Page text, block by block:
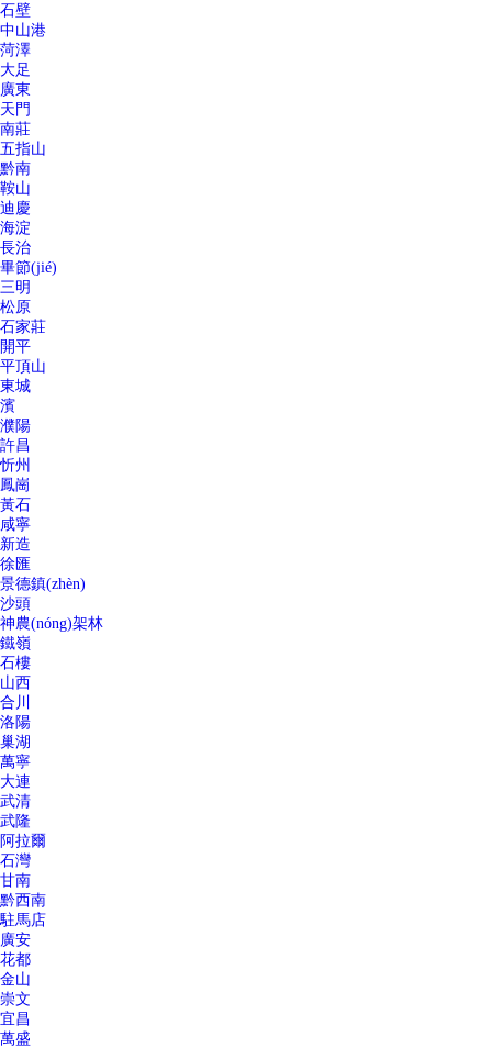
石壁
中山港
菏澤
大足
廣東
天門
南莊
五指山
黔南
鞍山
迪慶
海淀
長治
畢節(jié)
三明
松原
石家莊
開平
平頂山
東城
濱
濮陽
許昌
忻州
鳳崗
黃石
咸寧
新造
徐匯
景德鎮(zhèn)
沙頭
神農(nóng)架林
鐵嶺
石樓
山西
合川
洛陽
巢湖
萬寧
大連
武清
武隆
阿拉爾
石灣
甘南
黔西南
駐馬店
廣安
花都
金山
崇文
宜昌
萬盛